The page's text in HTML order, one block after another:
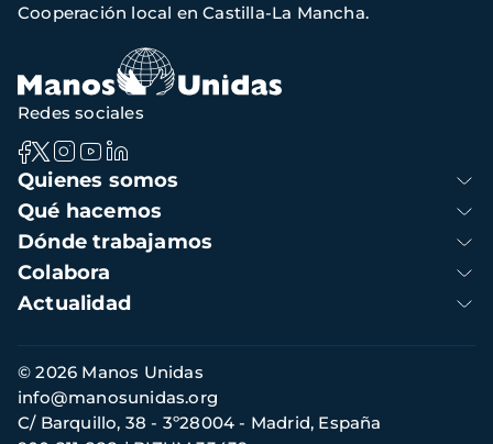
Cooperación local en Castilla-La Mancha.
Navegación
principal
Quienes somos
Qué hacemos
Dónde trabajamos
Colabora
Actualidad
Redes sociales
Información
de
contacto
© 2026 Manos Unidas
C/ Barquillo, 38 - 3º28004 - Madrid, España
info@manosunidas.org